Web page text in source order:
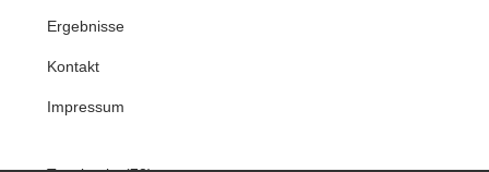
Ergebnisse
Kontakt
Impressum